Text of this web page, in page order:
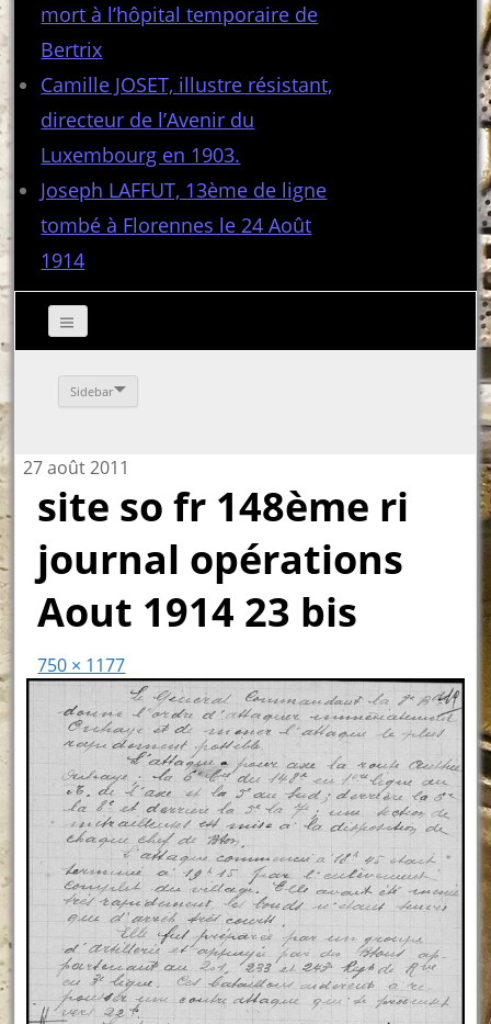
mort à l’hôpital temporaire de
Bertrix
Camille JOSET, illustre résistant,
directeur de l’Avenir du
Luxembourg en 1903.
Joseph LAFFUT, 13ème de ligne
tombé à Florennes le 24 Août
1914
Sidebar
27 août 2011
site so fr 148ème ri
journal opérations
Aout 1914 23 bis
750 × 1177